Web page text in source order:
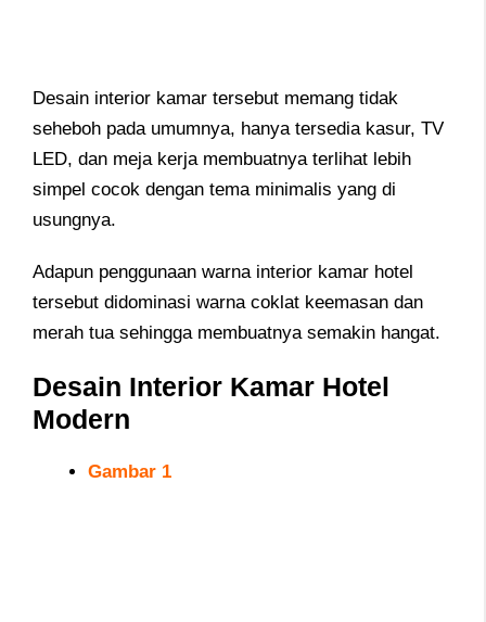
Desain interior kamar tersebut memang tidak
seheboh pada umumnya, hanya tersedia kasur, TV
LED, dan meja kerja membuatnya terlihat lebih
simpel cocok dengan tema minimalis yang di
usungnya.
Adapun penggunaan warna interior kamar hotel
tersebut didominasi warna coklat keemasan dan
merah tua sehingga membuatnya semakin hangat.
Desain Interior Kamar Hotel
Modern
Gambar 1